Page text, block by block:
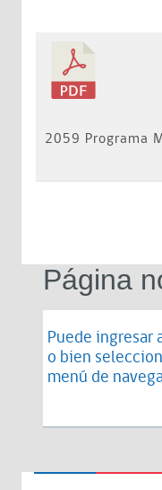
2059 Programa
Página
Puede ingresar
o bien
menú de